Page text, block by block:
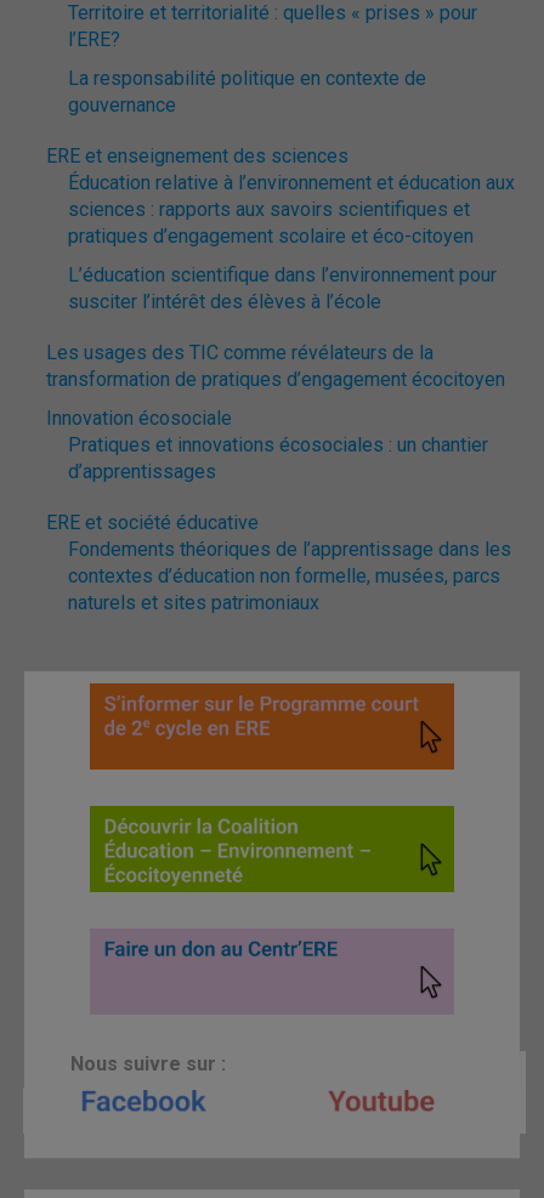
Territoire et territorialité : quelles « prises » pour
l’ERE?
La responsabilité politique en contexte de
gouvernance
ERE et enseignement des sciences
Éducation relative à l’environnement et éducation aux
sciences : rapports aux savoirs scientifiques et
pratiques d’engagement scolaire et éco-citoyen
L’éducation scientifique dans l’environnement pour
susciter l’intérêt des élèves à l’école
Les usages des TIC comme révélateurs de la
transformation de pratiques d’engagement écocitoyen
Innovation écosociale
Pratiques et innovations écosociales : un chantier
d’apprentissages
ERE et société éducative
Fondements théoriques de l’apprentissage dans les
contextes d’éducation non formelle, musées, parcs
naturels et sites patrimoniaux
Nous suivre sur :